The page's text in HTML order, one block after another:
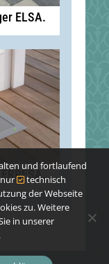
und fortlaufend
technisch
der Webseite
zu. Weitere
in unserer